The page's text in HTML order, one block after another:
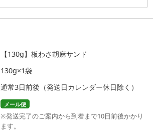
【130g】板わさ胡麻サンド
130g×1袋
通常3日前後（発送日カレンダー休日除く）
メール便
※発送完了のご案内から到着まで10日前後かかり
ます。